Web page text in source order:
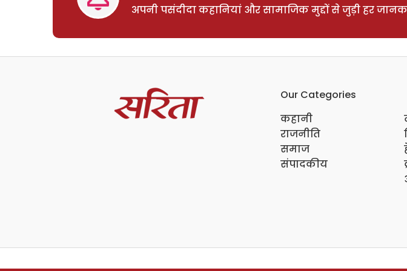
अपनी पसंदीदा कहानियां और सामाजिक मुद्दों से जुड़ी हर
Our Categories
कहानी
राजनीति
समाज
संपादकीय